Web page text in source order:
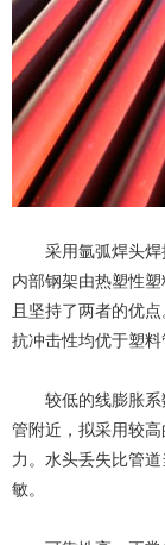
采用氩弧焊头焊
内部钢架由热塑性
且坚持了两者的优
抗冲击性均优于塑料
较低的线膨胀系
管附近，拟采用较
力。水头丢失比管
敏。